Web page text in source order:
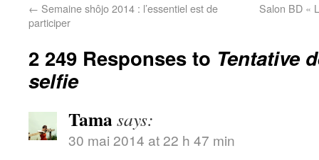
← Semaine shôjo 2014 : l’essentiel est de
participer
Salon BD «
2 249 Responses to Tentative
selfie
Tamasays:
30 mai 2014 at 22 h 47 min